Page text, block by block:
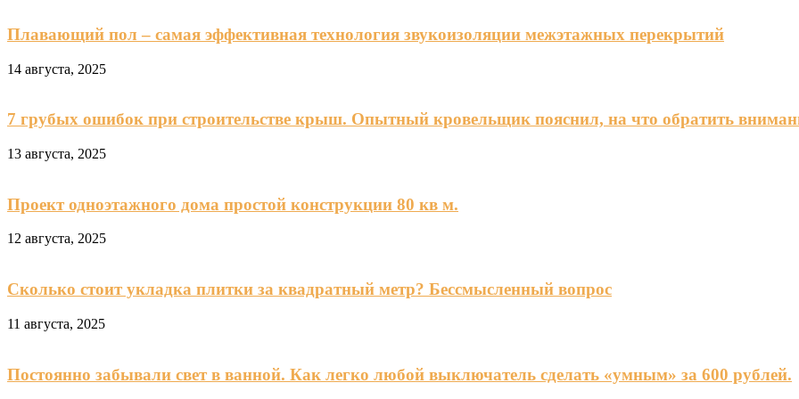
Плавающий пол – самая эффективная технология звукоизоляции межэтажных перекрытий
14 августа, 2025
7 грубых ошибок при строительстве крыш. Опытный кровельщик пояснил, на что обратить
13 августа, 2025
Проект одноэтажного дома простой конструкции 80 кв м.
12 августа, 2025
Сколько стоит укладка плитки за квадратный метр? Бессмысленный вопрос
11 августа, 2025
Постоянно забывали свет в ванной. Как легко любой выключатель сделать «умным» за 600 рублей.